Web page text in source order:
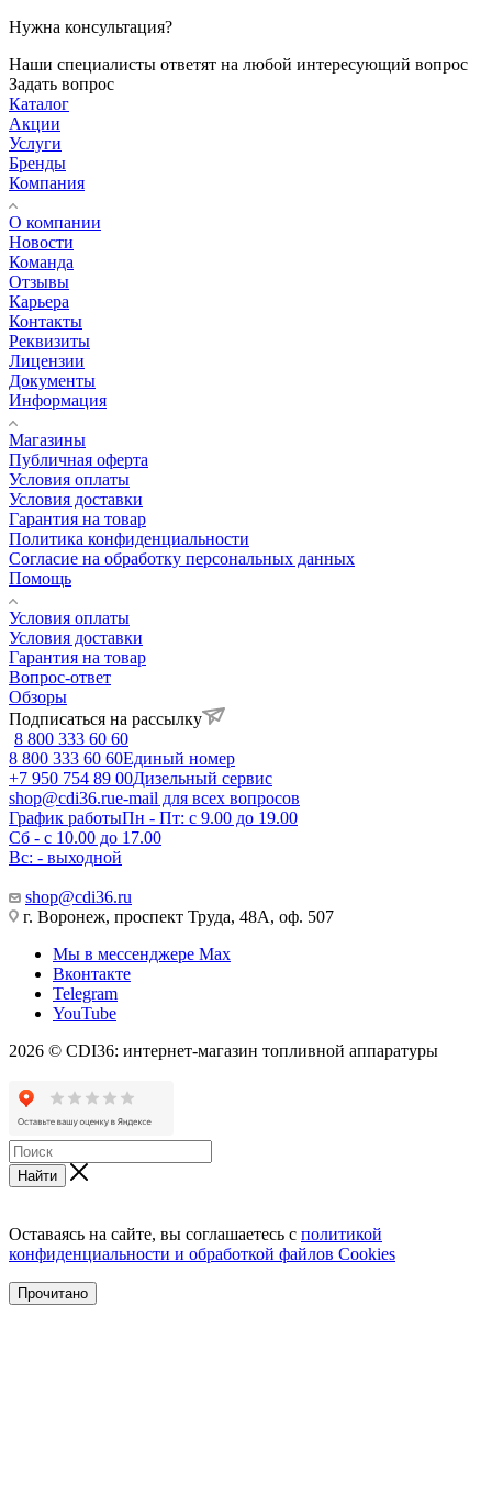
Нужна консультация?
Наши специалисты ответят на любой интересующий вопрос
Задать вопрос
Каталог
Акции
Услуги
Бренды
Компания
О компании
Новости
Команда
Отзывы
Карьера
Контакты
Реквизиты
Лицензии
Документы
Информация
Магазины
Публичная оферта
Условия оплаты
Условия доставки
Гарантия на товар
Политика конфиденциальности
Согласие на обработку персональных данных
Помощь
Условия оплаты
Условия доставки
Гарантия на товар
Вопрос-ответ
Обзоры
Подписаться на рассылку
8 800 333 60 60
8 800 333 60 60Единый номер
+7 950 754 89 00Дизельный сервис
shop@cdi36.rue-mail для всех вопросов
График работыПн - Пт: с 9.00 до 19.00
Сб - с 10.00 до 17.00
Вс: - выходной
shop@cdi36.ru
г. Воронеж, проспект Труда, 48А, оф. 507
Мы в мессенджере Max
Вконтакте
Telegram
YouTube
2026 © CDI36: интернет-магазин топливной аппаратуры
Найти
Оставаясь на сайте, вы соглашаетесь с политикой
конфиденциальности и обработкой файлов Cookies
Прочитано